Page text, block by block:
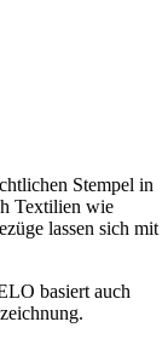
Stempel in
Textilien wie
lassen sich mit
basiert auch